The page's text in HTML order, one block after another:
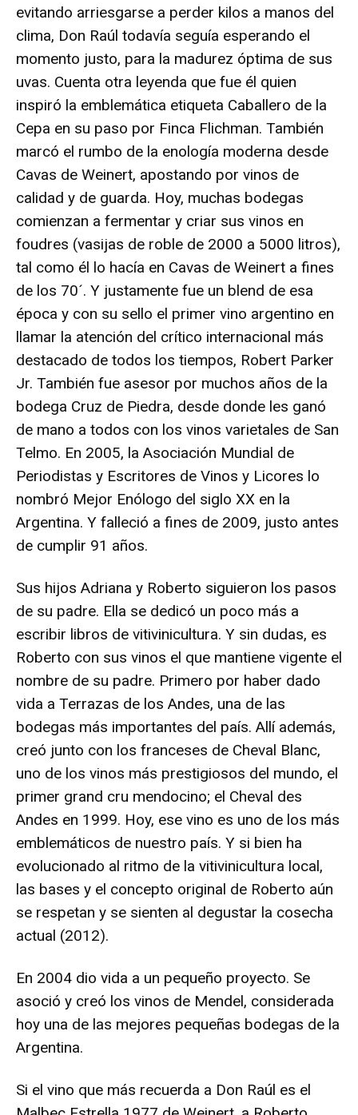
evitando arriesgarse a perder kilos a manos del
clima, Don Raúl todavía seguía esperando el
momento justo, para la madurez óptima de sus
uvas. Cuenta otra leyenda que fue él quien
inspiró la emblemática etiqueta Caballero de la
Cepa en su paso por Finca Flichman. También
marcó el rumbo de la enología moderna desde
Cavas de Weinert, apostando por vinos de
calidad y de guarda. Hoy, muchas bodegas
comienzan a fermentar y criar sus vinos en
foudres (vasijas de roble de 2000 a 5000 litros),
tal como él lo hacía en Cavas de Weinert a fines
de los 70´. Y justamente fue un blend de esa
época y con su sello el primer vino argentino en
llamar la atención del crítico internacional más
destacado de todos los tiempos, Robert Parker
Jr. También fue asesor por muchos años de la
bodega Cruz de Piedra, desde donde les ganó
de mano a todos con los vinos varietales de San
Telmo. En 2005, la Asociación Mundial de
Periodistas y Escritores de Vinos y Licores lo
nombró Mejor Enólogo del siglo XX en la
Argentina. Y falleció a fines de 2009, justo antes
de cumplir 91 años.
Sus hijos Adriana y Roberto siguieron los pasos
de su padre. Ella se dedicó un poco más a
escribir libros de vitivinicultura. Y sin dudas, es
Roberto con sus vinos el que mantiene vigente el
nombre de su padre. Primero por haber dado
vida a Terrazas de los Andes, una de las
bodegas más importantes del país. Allí además,
creó junto con los franceses de Cheval Blanc,
uno de los vinos más prestigiosos del mundo, el
primer grand cru mendocino; el Cheval des
Andes en 1999. Hoy, ese vino es uno de los más
emblemáticos de nuestro país. Y si bien ha
evolucionado al ritmo de la vitivinicultura local,
las bases y el concepto original de Roberto aún
se respetan y se sienten al degustar la cosecha
actual (2012).
En 2004 dio vida a un pequeño proyecto. Se
asoció y creó los vinos de Mendel, considerada
hoy una de las mejores pequeñas bodegas de la
Argentina.
Si el vino que más recuerda a Don Raúl es el